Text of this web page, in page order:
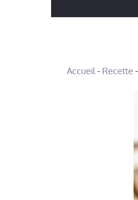
Accueil - Recette -